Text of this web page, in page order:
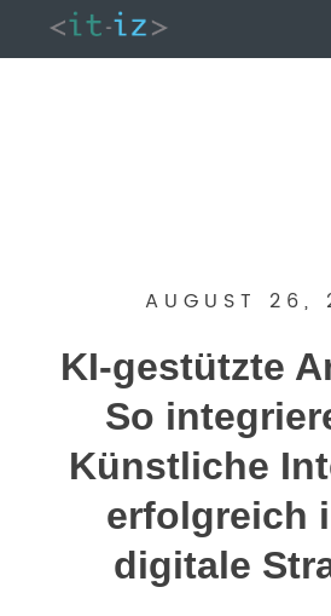
AUGUST 26,
KI-gestützte
So
Künstliche
erfolgreich
digitale